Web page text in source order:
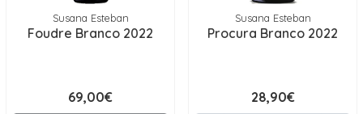
Susana Esteban
Foudre Branco 2022
69,00€
Susana Esteban
Procura Branco 2022
28,90€